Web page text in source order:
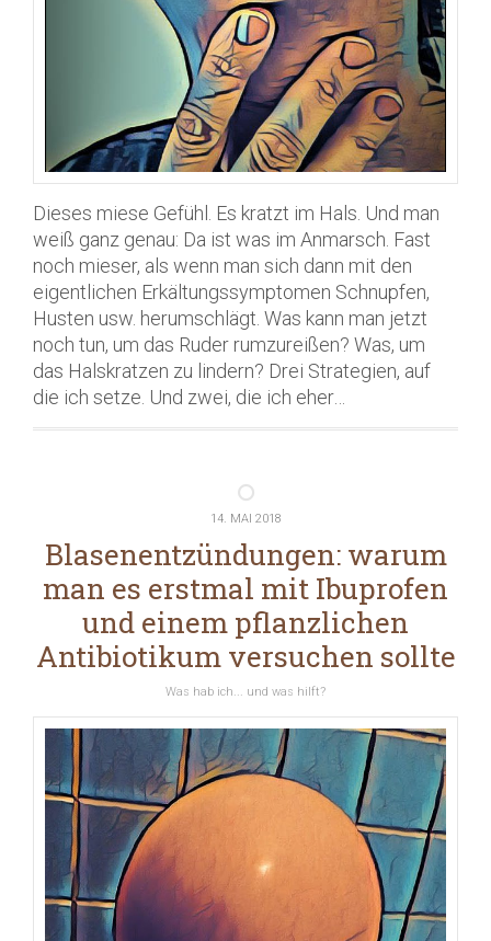
Dieses miese Gefühl. Es kratzt im Hals. Und man
weiß ganz genau: Da ist was im Anmarsch. Fast
noch mieser, als wenn man sich dann mit den
eigentlichen Erkältungssymptomen Schnupfen,
Husten usw. herumschlägt. Was kann man jetzt
noch tun, um das Ruder rumzureißen? Was, um
das Halskratzen zu lindern? Drei Strategien, auf
die ich setze. Und zwei, die ich eher…
14. MAI 2018
Blasenentzündungen: warum
man es erstmal mit Ibuprofen
und einem pflanzlichen
Antibiotikum versuchen sollte
Was hab ich... und was hilft?